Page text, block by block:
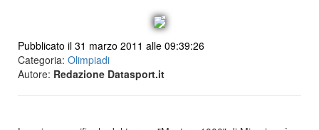
Pubblicato il 31 marzo 2011 alle 09:39:26
Categoria: Olimpiadi
Autore: Redazione Datasport.it